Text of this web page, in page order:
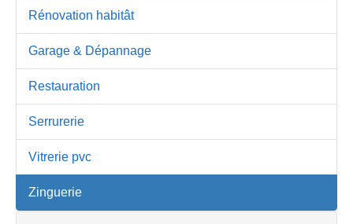
Rénovation habitât
Garage & Dépannage
Restauration
Serrurerie
Vitrerie pvc
Zinguerie